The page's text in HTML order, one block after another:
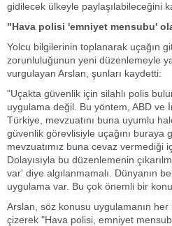
gidilecek ülkeyle paylaşılabileceğini
"Hava polisi 'emniyet mensubu'
Yolcu bilgilerinin toplanarak uçağın
zorunluluğunun yeni düzenlemeyle
vurgulayan Arslan, şunları kaydetti:
"Uçakta güvenlik için silahlı polis
uygulama değil. Bu yöntem, ABD ve
Türkiye, mevzuatını buna uyumlu
güvenlik görevlisiyle uçağını buraya
mevzuatımız buna cevaz vermediği
Dolayısıyla bu düzenlemenin
var' diye algılanmamalı. Dünyanın
uygulama var. Bu çok önemli bir
Arslan, söz konusu uygulamanın her
çizerek "Hava polisi, emniyet